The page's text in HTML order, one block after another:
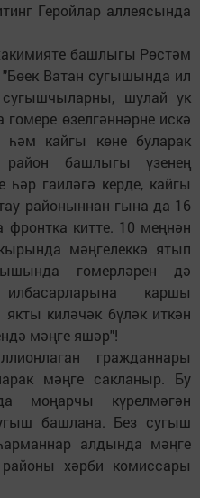
Геройлар аллеясында
башлыгы Рөстәм
Ватан сугышында ил
шулай ук
өзелгәннәрне искә
һәм кайгы көне буларак
башлыгы үзенең
гаиләгә керде, кайгы
районыннан гына да 16
китте. 10 меңнән
мәңгелеккә ятып
гомерләрен дә
каршы
киләчәк бүләк иткән
мәңге яшәр"!
гражданнары
мәңге сакланыр. Бу
моңарчы күрелмәгән
башлана. Без сугыш
алдында мәңге
хәрби комиссары